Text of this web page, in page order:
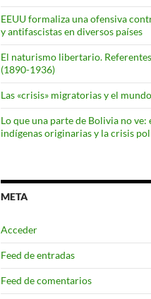
EEUU formaliza una ofensiva
y antifascistas en diversos países
El naturismo libertario.
(1890-1936)
Las «crisis» migratorias y el
Lo que una parte de Bolivia no
indígenas originarias y la crisis
META
Acceder
Feed de entradas
Feed de comentarios